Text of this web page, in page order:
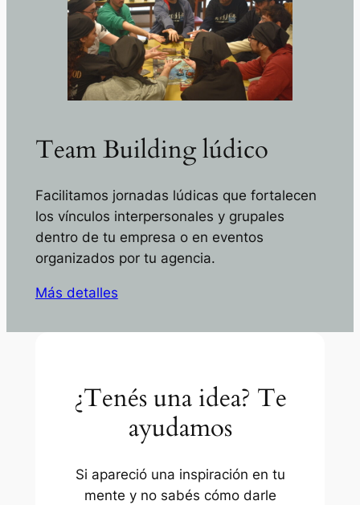
Team Building lúdico
Facilitamos jornadas lúdicas que fortalecen
los vínculos interpersonales y grupales
dentro de tu empresa o en eventos
organizados por tu agencia.
Más detalles
¿Tenés una idea? Te
ayudamos
Si apareció una inspiración en tu
mente y no sabés cómo darle